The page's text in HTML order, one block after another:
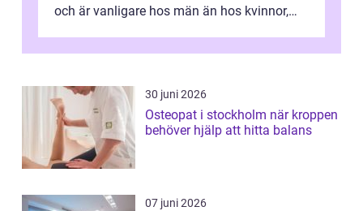
och är vanligare hos män än hos kvinnor,
förändringarna u...
30 juni 2026
Osteopat i stockholm när kroppen
behöver hjälp att hitta balans
07 juni 2026